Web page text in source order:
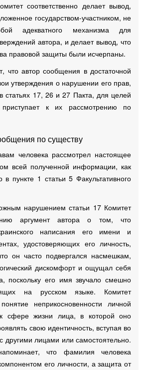
соответственно делает вывод,
государством-участником, не
адекватного механизма для
автора, и делает вывод, что
правовой защиты были исчерпаны.
что автор сообщения в достаточной
утверждения о нарушении его прав,
статьях 17, 26 и 27 Пакта, для целей
к их рассмотрению по
по существу
человека рассмотрел настоящее
всей полученной информации, как
в пункте 1 статьи 5 Факультативного
нарушением статьи 17 Комитет
аргумент автора о том, что
написания его имени и
удостоверяющих его личность,
он часто подвергался насмешкам,
дискомфорт и ощущал себя
поскольку его имя звучало смешно
на русском языке. Комитет
неприкосновенности личной
сфере жизни лица, в которой оно
свою идентичность, вступая во
другими лицами или самостоятельно.
что фамилия человека
его личности, а защита от